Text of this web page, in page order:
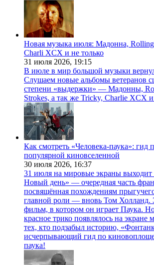
Новая музыка июля: Мадонна, Rolling
Charli XCX и не только
31 июля 2026, 19:15
В июле в мир большой музыки
Слушаем новые альбомы ветеранов
степени «выдержки» — Мадонны,
Strokes, а так же Tricky, Charlie XCX
Как смотреть «Человека-паука»: гид
популярной киновселенной
30 июля 2026, 16:37
31 июля на мировые экраны выходит
Новый день» — очередная часть
посвящённая похождениям
главной роли — вновь Том Холланд.
фильм, в котором он играет Паука.
красное трико появлялось на экране
тех, кто подзабыл историю,
исчерпывающий гид по
паука!